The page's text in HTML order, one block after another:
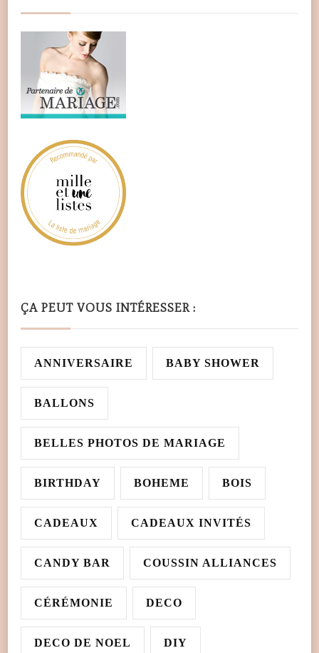
ÇA PEUT VOUS INTÉRESSER :
ANNIVERSAIRE BABY SHOWER
BALLONS
BELLES PHOTOS DE MARIAGE
BIRTHDAY BOHEME BOIS
CADEAUX CADEAUX INVITÉS
CANDY BAR COUSSIN ALLIANCES
CÉRÉMONIE DECO
DECO DE NOEL DIY